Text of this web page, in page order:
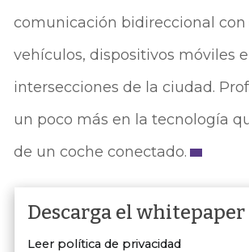
comunicación bidireccional con
vehículos, dispositivos móviles e
intersecciones de la ciudad.
un poco más en la tecnología
de un coche conectado.
Descarga el whitepaper
Leer política de privacidad